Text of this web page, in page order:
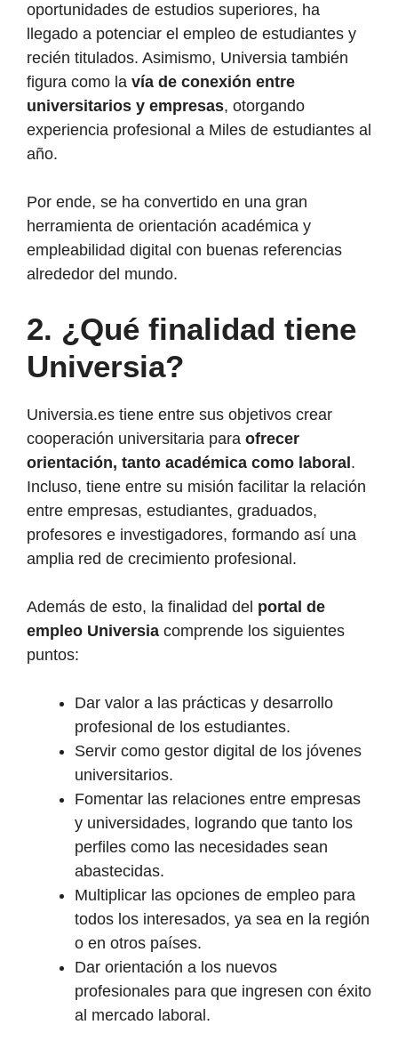
oportunidades de estudios superiores, ha
llegado a potenciar el empleo de estudiantes y
recién titulados. Asimismo, Universia también
figura como la vía de conexión entre
universitarios y empresas, otorgando
experiencia profesional a Miles de estudiantes al
año.
Por ende, se ha convertido en una gran
herramienta de orientación académica y
empleabilidad digital con buenas referencias
alrededor del mundo.
2. ¿Qué finalidad tiene
Universia?
Universia.es tiene entre sus objetivos crear
cooperación universitaria para ofrecer
orientación, tanto académica como laboral .
Incluso, tiene entre su misión facilitar la relación
entre empresas, estudiantes, graduados,
profesores e investigadores, formando así una
amplia red de crecimiento profesional.
Además de esto, la finalidad del portal de
empleo Universia comprende los siguientes
puntos:
Dar valor a las prácticas y desarrollo
profesional de los estudiantes.
Servir como gestor digital de los jóvenes
universitarios.
Fomentar las relaciones entre empresas
y universidades, logrando que tanto los
perfiles como las necesidades sean
abastecidas.
Multiplicar las opciones de empleo para
todos los interesados, ya sea en la región
o en otros países.
Dar orientación a los nuevos
profesionales para que ingresen con éxito
al mercado laboral.